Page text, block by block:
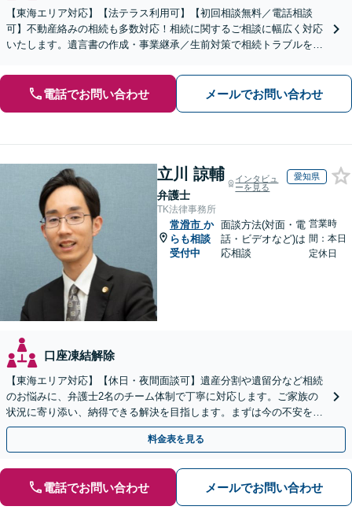
【東海エリア対応】【法テラス利用可】【初回相談無料／電話相談
可】不動産絡みの相続も多数対応！相続に関するご相談に幅広く対応
いたします。遺言書の作成・事業継承／生前対策で相続トラブルを回
電話でお問い合わせ メールでお問い合わせ
立川 諒輔
弁護士
インタビュ
ーを見る
愛知県
TK法律事務所
常滑市 か
らも相談
受付中
面談方法(対面・電
話・ビデオなど)は
応相談
営業時
間：本日
定休日
口座凍結解除
【東海エリア対応】【休日・夜間面談可】遺産分割や遺留分など相続
のお悩みに、弁護士2名のチーム体制で丁寧に対応します。ご家族の
状況に寄り添い、納得できる解決を目指します。まずは今の不安をお
聞かせください【メール・WEB相談可】
料金表を見る
電話でお問い合わせ メールでお問い合わせ